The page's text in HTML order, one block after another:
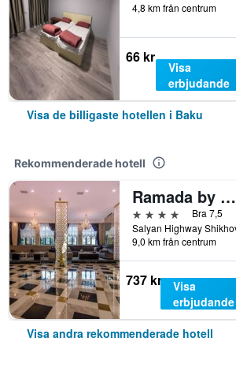
4,8 km från centrum
66 kr
Visa
erbjudande
Visa de billigaste hotellen i Baku
Rekommenderade hotell
Ramada by Wyndham Baku
4 stjärnor
Bra 7,5
9,0 km från centrum
737 kr
Visa
erbjudande
Visa andra rekommenderade hotell